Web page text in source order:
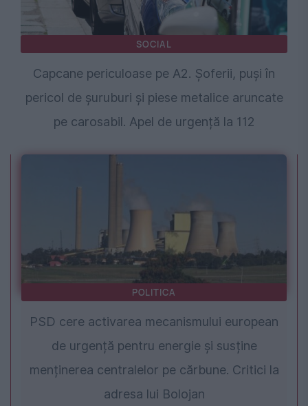
SOCIAL
Capcane periculoase pe A2. Șoferii, puși în
pericol de șuruburi și piese metalice aruncate
pe carosabil. Apel de urgență la 112
POLITICA
PSD cere activarea mecanismului european
de urgență pentru energie și susține
menținerea centralelor pe cărbune. Critici la
adresa lui Bolojan